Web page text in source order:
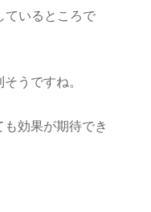
ているところで
うですね。
効果が期待でき